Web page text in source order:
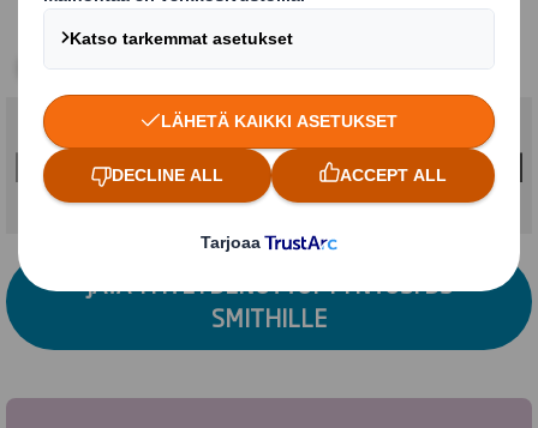
Avaa kuva
JÄTÄ YHTEYDENOTTOPYYNTÖSI DS
SMITHILLE